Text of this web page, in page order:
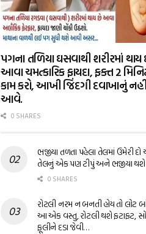
પગના તળિયા ઘસવાથી શરીરમાં
આવા ચમત્કારિક ફાયદા, ફક્ત 2
કામ કરો, આખી જિંદગી દવાખાનું નહીં
આવે.
0 SHARES
ભજીયા તળતા પહેલા તેલમાં ઉમેરી
તેલનું એક પણ ટીપું અને ભજીયા
0 SHARES
રોટલી નરમ ન બનતી હોય તો લોટ
આ એક વસ્તુ, રોટલી થશે ફટાફટ,
ફૂલીને દડા જેવી…